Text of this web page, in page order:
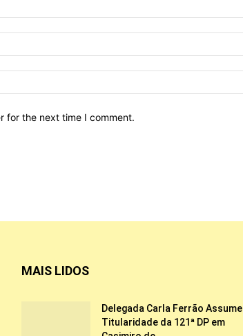
for the next time I comment.
MAIS LIDOS
Delegada Carla Ferrão Assume
Titularidade da 121ª DP em